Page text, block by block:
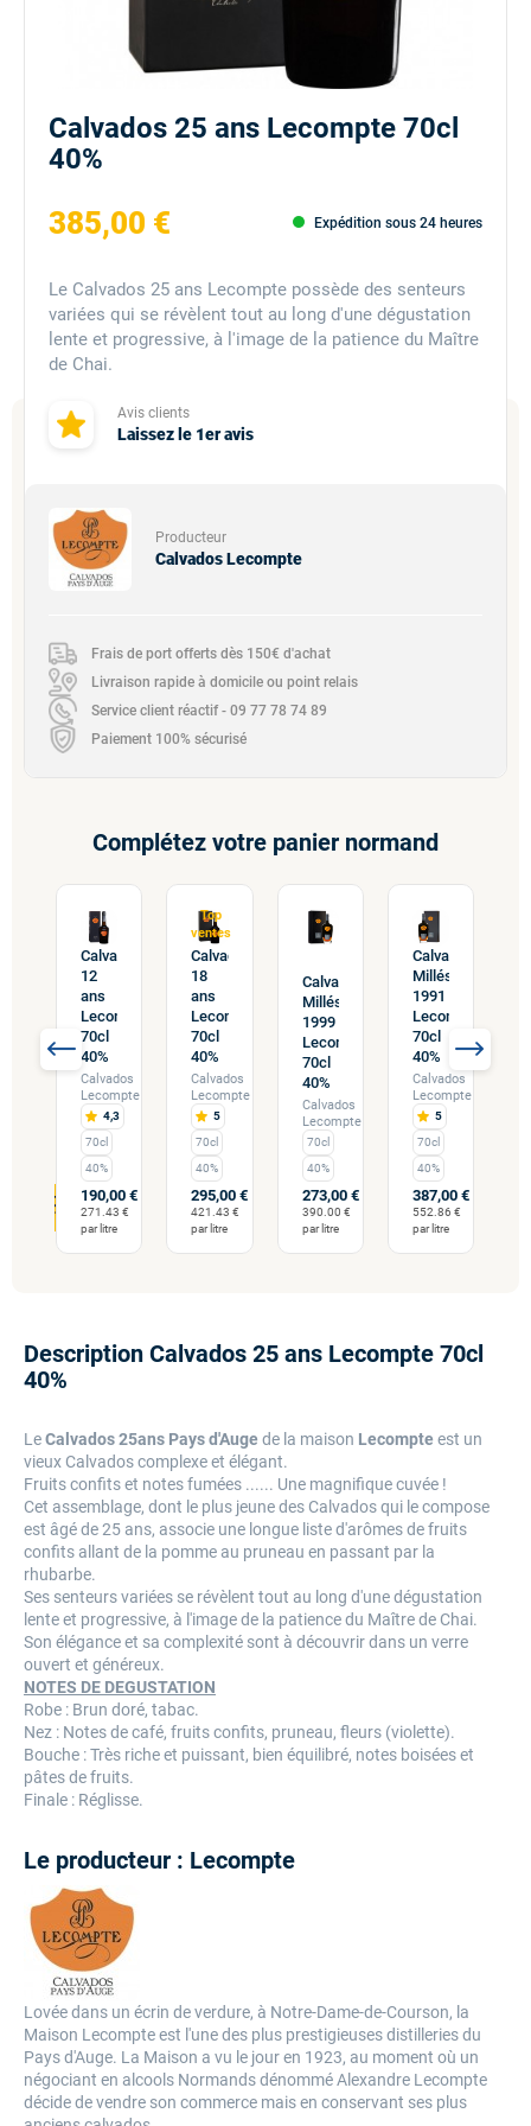
Calvados 25 ans Lecompte 70cl
40%
Avis clients
Laissez le 1er avis
Le Calvados 25 ans Lecompte possède des senteurs
variées qui se révèlent tout au long d'une dégustation
lente et progressive, à l'image de la patience du Maître
de Chai.
385,00 € Expédition sous 24 heures
Producteur
Calvados Lecompte
Frais de port offerts dès 150€ d'achat
Livraison rapide à domicile ou point relais
Service client réactif - 09 77 78 74 89
Paiement 100% sécurisé
Complétez votre panier normand
Calvados
12
ans
Lecompte
70cl
40%
Calvados
Lecompte
4,3
70cl
40%
190,00 €
271.43 €
par litre
Top
ventes
Calvados
18
ans
Lecompte
70cl
40%
Calvados
Lecompte
5
70cl
40%
295,00 €
421.43 €
par litre
Calvados
Millésime
1999
Lecompte
70cl
40%
Calvados
Lecompte
70cl
40%
273,00 €
390.00 €
par litre
Calvados
Millésime
1991
Lecompte
70cl
40%
Calvados
Lecompte
5
70cl
40%
387,00 €
552.86 €
par litre
Description Calvados 25 ans Lecompte 70cl
40%
LeCalvados 25ans Pays d'Auge de la maison Lecompte est un
vieux Calvados complexe et élégant.
Fruits confits et notes fumées ...... Une magnifique cuvée !
Cet assemblage, dont le plus jeune des Calvados qui le compose
est âgé de 25 ans, associe une longue liste d'arômes de fruits
confits allant de la pomme au pruneau en passant par la
rhubarbe.
Ses senteurs variées se révèlent tout au long d'une dégustation
lente et progressive, à l'image de la patience du Maître de Chai.
Son élégance et sa complexité sont à découvrir dans un verre
ouvert et généreux.
NOTES DE DEGUSTATION
Robe : Brun doré, tabac.
Nez : Notes de café, fruits confits, pruneau, fleurs (violette).
Bouche : Très riche et puissant, bien équilibré, notes boisées et
pâtes de fruits.
Finale : Réglisse.
Le producteur : Lecompte
Lovée dans un écrin de verdure, à Notre-Dame-de-Courson, la
Maison Lecompte est l'une des plus prestigieuses distilleries du
Pays d'Auge. La Maison a vu le jour en 1923, au moment où un
négociant en alcools Normands dénommé Alexandre Lecompte
décide de vendre son commerce mais en conservant ses plus